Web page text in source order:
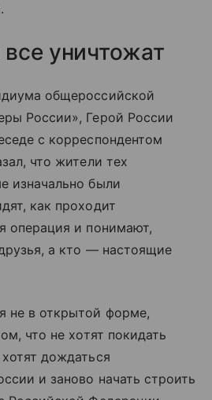
все уничтожат
общероссийской
России», Герой России
с корреспондентом
что жители тех
изначально были
как проходит
операция и понимают,
а кто — настоящие
не в открытой форме,
что не хотят покидать
дождаться
и заново начать строить